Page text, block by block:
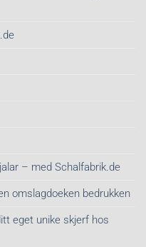
– med Schalfabrik.de
omslagdoeken bedrukken
eget unike skjerf hos